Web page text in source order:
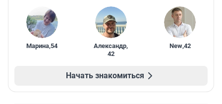
Марина,54 Александр,
42
New,42
Начать знакомиться